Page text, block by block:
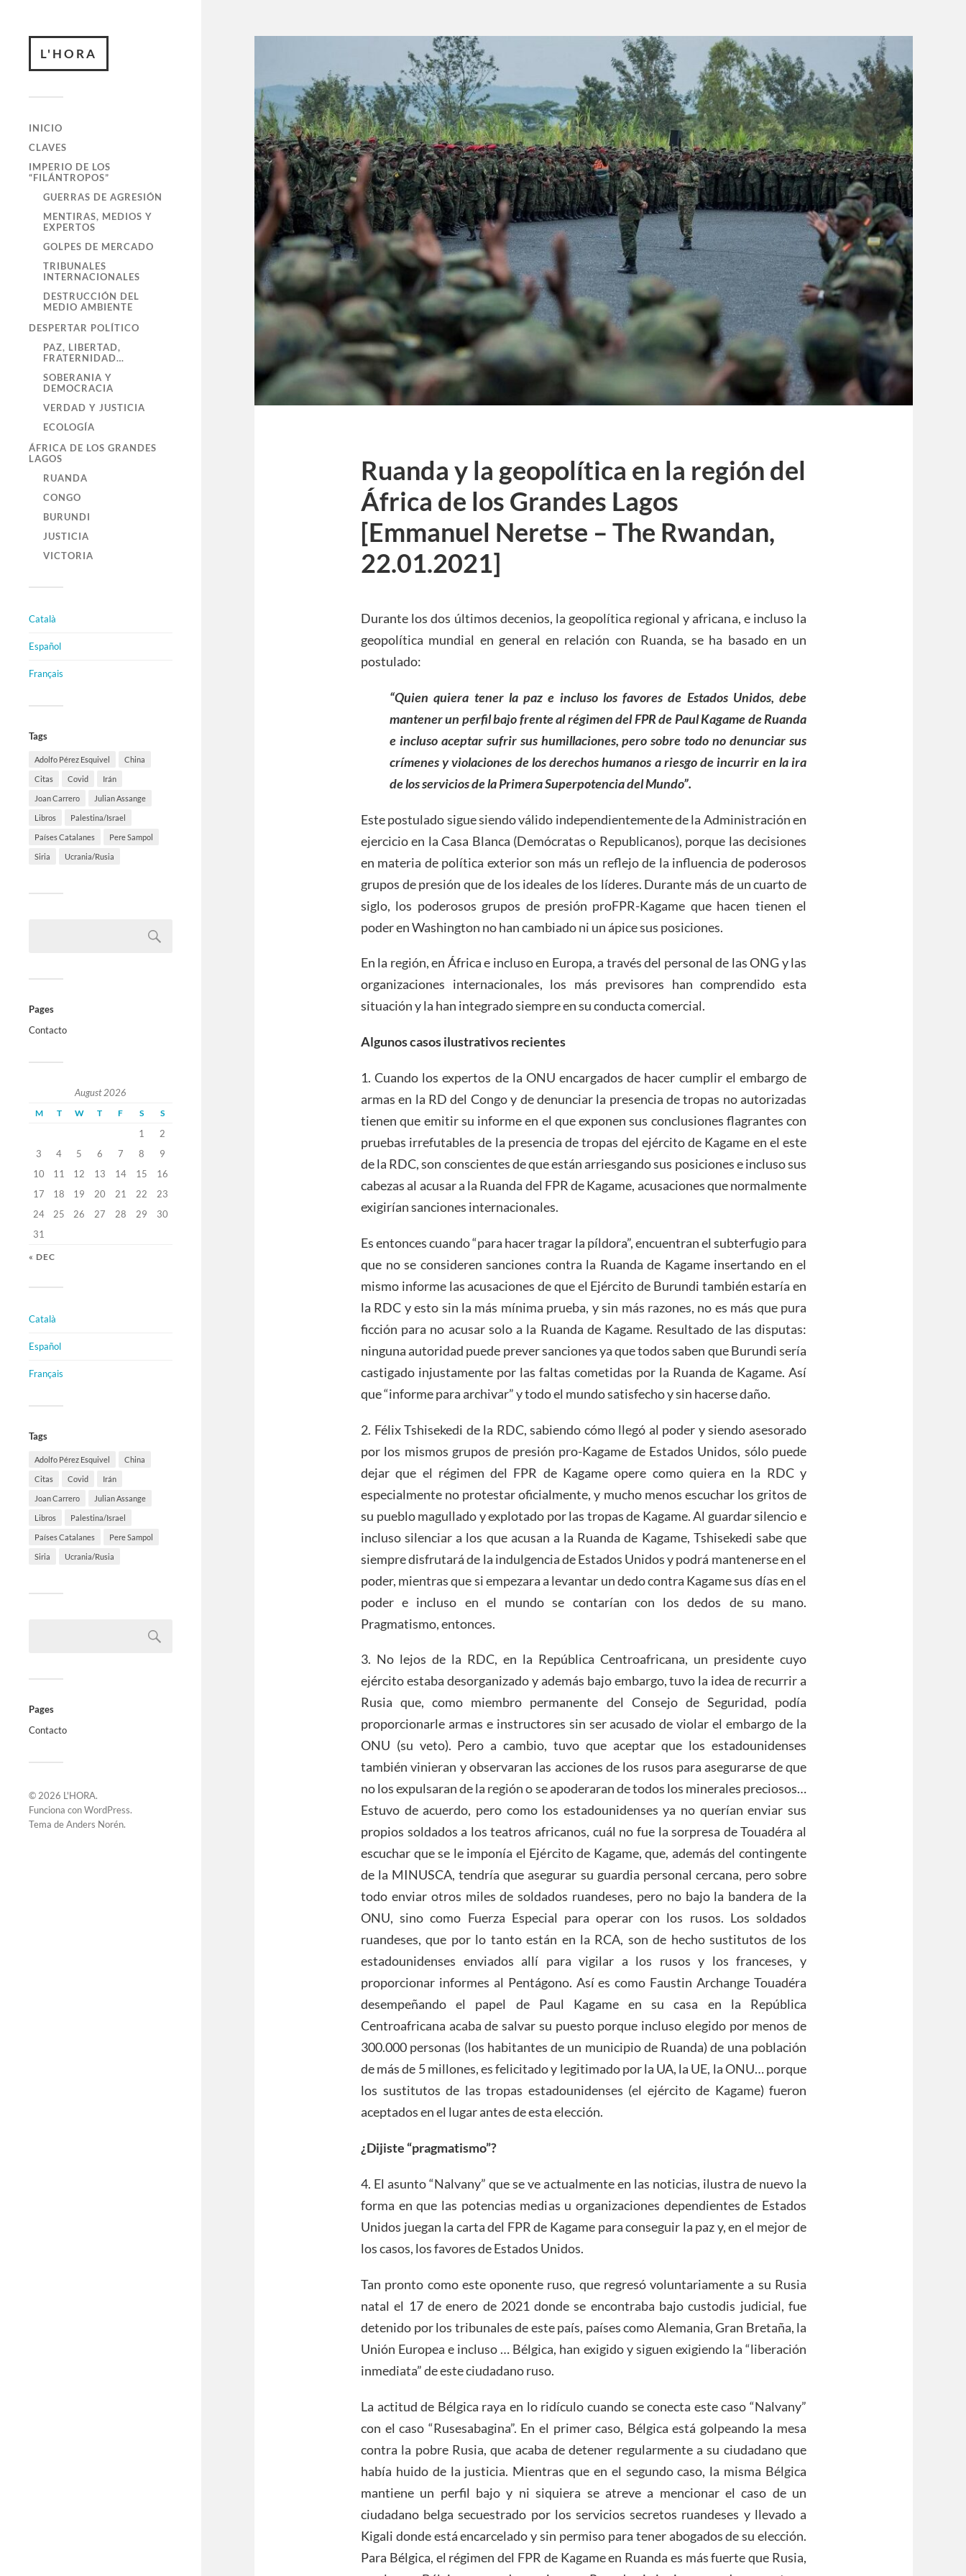
L'HORA
INICIO
CLAVES
IMPERIO DE LOS
“FILÁNTROPOS”
GUERRAS DE AGRESIÓN
MENTIRAS, MEDIOS Y
EXPERTOS
GOLPES DE MERCADO
TRIBUNALES
INTERNACIONALES
DESTRUCCIÓN DEL
MEDIO AMBIENTE
DESPERTAR POLÍTICO
PAZ, LIBERTAD,
FRATERNIDAD…
SOBERANIA Y
DEMOCRACIA
VERDAD Y JUSTICIA
ECOLOGÍA
ÁFRICA DE LOS GRANDES
LAGOS
RUANDA
CONGO
BURUNDI
JUSTICIA
VICTORIA
Català
Español
Français
Tags
Adolfo Pérez Esquivel China
Citas Covid Irán
Joan Carrero Julian Assange
Libros Palestina/Israel
Países Catalanes Pere Sampol
Siria Ucrania/Rusia
Pages
Contacto
August 2026
M T W T F S S
1
2
3
4 5 6 7 8
9
10
11 12 13 14 15
16
17
18 19 20 21 22
23
24
25 26 27 28 29
30
31
« DEC
Català
Español
Français
Tags
Adolfo Pérez Esquivel China
Citas Covid Irán
Joan Carrero Julian Assange
Libros Palestina/Israel
Países Catalanes Pere Sampol
Siria Ucrania/Rusia
Pages
Contacto
© 2026 L'HORA.
Funciona conWordPress.
Tema deAnders Norén.
Ruanda y la geopolítica en la región del
África de los Grandes Lagos
[Emmanuel Neretse – The Rwandan,
22.01.2021]
Durante los dos últimos decenios, la geopolítica regional y africana, e incluso la
geopolítica mundial en general en relación con Ruanda, se ha basado en un
postulado:
“Quien quiera tener la paz e incluso los favores de Estados Unidos, debe
mantener un perfil bajo frente al régimen del FPR de Paul Kagame de Ruanda
e incluso aceptar sufrir sus humillaciones, pero sobre todo no denunciar sus
crímenes y violaciones de los derechos humanos a riesgo de incurrir en la ira
de los servicios de la Primera Superpotencia del Mundo”.
Este postulado sigue siendo válido independientemente de la Administración en
ejercicio en la Casa Blanca (Demócratas o Republicanos), porque las decisiones
en materia de política exterior son más un reflejo de la influencia de poderosos
grupos de presión que de los ideales de los líderes. Durante más de un cuarto de
siglo, los poderosos grupos de presión proFPR-Kagame que hacen tienen el
poder en Washington no han cambiado ni un ápice sus posiciones.
En la región, en África e incluso en Europa, a través del personal de las ONG y las
organizaciones internacionales, los más previsores han comprendido esta
situación y la han integrado siempre en su conducta comercial.
Algunos casos ilustrativos recientes
1. Cuando los expertos de la ONU encargados de hacer cumplir el embargo de
armas en la RD del Congo y de denunciar la presencia de tropas no autorizadas
tienen que emitir su informe en el que exponen sus conclusiones flagrantes con
pruebas irrefutables de la presencia de tropas del ejército de Kagame en el este
de la RDC, son conscientes de que están arriesgando sus posiciones e incluso sus
cabezas al acusar a la Ruanda del FPR de Kagame, acusaciones que normalmente
exigirían sanciones internacionales.
Es entonces cuando “para hacer tragar la píldora”, encuentran el subterfugio para
que no se consideren sanciones contra la Ruanda de Kagame insertando en el
mismo informe las acusaciones de que el Ejército de Burundi también estaría en
la RDC y esto sin la más mínima prueba, y sin más razones, no es más que pura
ficción para no acusar solo a la Ruanda de Kagame. Resultado de las disputas:
ninguna autoridad puede prever sanciones ya que todos saben que Burundi sería
castigado injustamente por las faltas cometidas por la Ruanda de Kagame. Así
que “informe para archivar” y todo el mundo satisfecho y sin hacerse daño.
2. Félix Tshisekedi de la RDC, sabiendo cómo llegó al poder y siendo asesorado
por los mismos grupos de presión pro-Kagame de Estados Unidos, sólo puede
dejar que el régimen del FPR de Kagame opere como quiera en la RDC y
especialmente no protestar oficialmente, y mucho menos escuchar los gritos de
su pueblo magullado y explotado por las tropas de Kagame. Al guardar silencio e
incluso silenciar a los que acusan a la Ruanda de Kagame, Tshisekedi sabe que
siempre disfrutará de la indulgencia de Estados Unidos y podrá mantenerse en el
poder, mientras que si empezara a levantar un dedo contra Kagame sus días en el
poder e incluso en el mundo se contarían con los dedos de su mano.
Pragmatismo, entonces.
3. No lejos de la RDC, en la República Centroafricana, un presidente cuyo
ejército estaba desorganizado y además bajo embargo, tuvo la idea de recurrir a
Rusia que, como miembro permanente del Consejo de Seguridad, podía
proporcionarle armas e instructores sin ser acusado de violar el embargo de la
ONU (su veto). Pero a cambio, tuvo que aceptar que los estadounidenses
también vinieran y observaran las acciones de los rusos para asegurarse de que
no los expulsaran de la región o se apoderaran de todos los minerales preciosos…
Estuvo de acuerdo, pero como los estadounidenses ya no querían enviar sus
propios soldados a los teatros africanos, cuál no fue la sorpresa de Touadéra al
escuchar que se le imponía el Ejército de Kagame, que, además del contingente
de la MINUSCA, tendría que asegurar su guardia personal cercana, pero sobre
todo enviar otros miles de soldados ruandeses, pero no bajo la bandera de la
ONU, sino como Fuerza Especial para operar con los rusos. Los soldados
ruandeses, que por lo tanto están en la RCA, son de hecho sustitutos de los
estadounidenses enviados allí para vigilar a los rusos y los franceses, y
proporcionar informes al Pentágono. Así es como Faustin Archange Touadéra
desempeñando el papel de Paul Kagame en su casa en la República
Centroafricana acaba de salvar su puesto porque incluso elegido por menos de
300.000 personas (los habitantes de un municipio de Ruanda) de una población
de más de 5 millones, es felicitado y legitimado por la UA, la UE, la ONU… porque
los sustitutos de las tropas estadounidenses (el ejército de Kagame) fueron
aceptados en el lugar antes de esta elección.
¿Dijiste “pragmatismo”?
4. El asunto “Nalvany” que se ve actualmente en las noticias, ilustra de nuevo la
forma en que las potencias medias u organizaciones dependientes de Estados
Unidos juegan la carta del FPR de Kagame para conseguir la paz y, en el mejor de
los casos, los favores de Estados Unidos.
Tan pronto como este oponente ruso, que regresó voluntariamente a su Rusia
natal el 17 de enero de 2021 donde se encontraba bajo custodis judicial, fue
detenido por los tribunales de este país, países como Alemania, Gran Bretaña, la
Unión Europea e incluso … Bélgica, han exigido y siguen exigiendo la “liberación
inmediata” de este ciudadano ruso.
La actitud de Bélgica raya en lo ridículo cuando se conecta este caso “Nalvany”
con el caso “Rusesabagina”. En el primer caso, Bélgica está golpeando la mesa
contra la pobre Rusia, que acaba de detener regularmente a su ciudadano que
había huido de la justicia. Mientras que en el segundo caso, la misma Bélgica
mantiene un perfil bajo y ni siquiera se atreve a mencionar el caso de un
ciudadano belga secuestrado por los servicios secretos ruandeses y llevado a
Kigali donde está encarcelado y sin permiso para tener abogados de su elección.
Para Bélgica, el régimen del FPR de Kagame en Ruanda es más fuerte que Rusia,